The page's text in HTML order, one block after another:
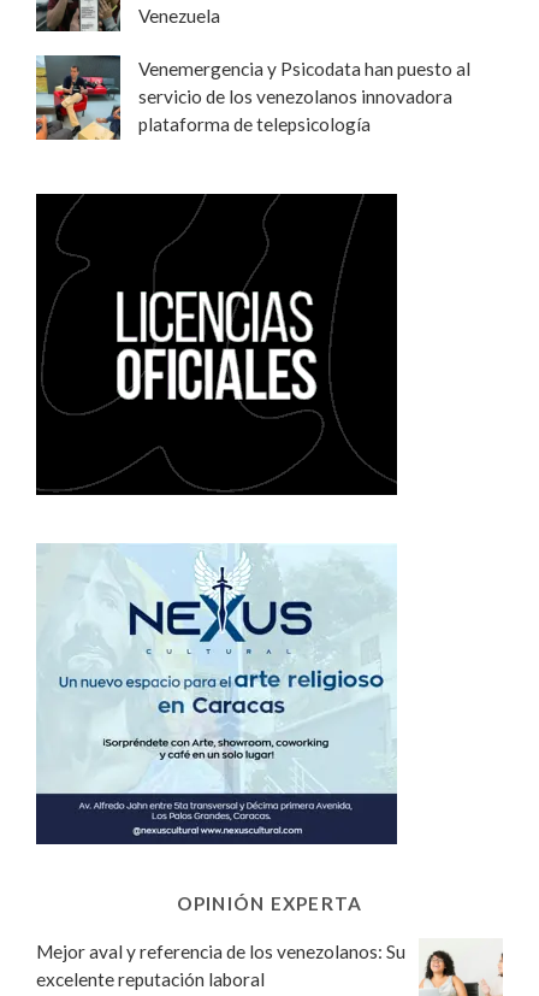
Venezuela
Venemergencia y Psicodata han puesto al
servicio de los venezolanos innovadora
plataforma de telepsicología
OPINIÓN EXPERTA
Mejor aval y referencia de los venezolanos: Su
excelente reputación laboral